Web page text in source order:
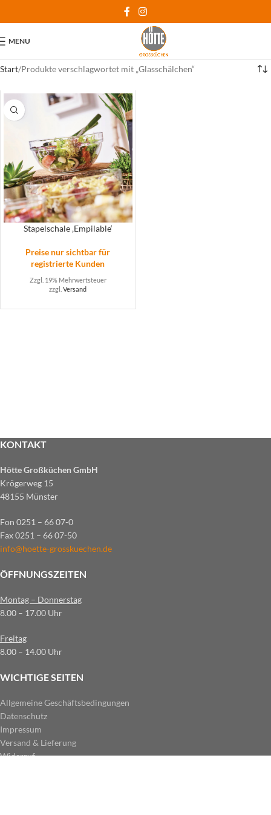
MENU
Start Produkte verschlagwortet mit „Glasschälchen“
Stapelschale ‚Empilable‘
Preise nur sichtbar für
registrierte Kunden
Zzgl. 19% Mehrwertsteuer
zzgl.Versand
KONTAKT
Hötte Großküchen GmbH
Krögerweg 15
48155 Münster
Fon 0251 – 66 07-0
Fax 0251 – 66 07-50
info@hoette-grosskuechen.de
ÖFFNUNGSZEITEN
Montag – Donnerstag
8.00 – 17.00 Uhr
Freitag
8.00 – 14.00 Uhr
WICHTIGE SEITEN
Allgemeine Geschäftsbedingungen
Datenschutz
Impressum
Versand & Lieferung
Widerruf